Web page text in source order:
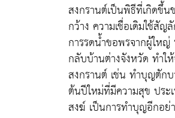
สงกรานต์เป็นพิธีที่เกิดขึ้
กว้าง ความเชื่อเดิมใช้สั
การรดน้ำขอพรจากผู้ให
กลับบ้านต่างจังหวัด ทำใ
สงกรานต์ เช่น ทำบุญตัก
ต้นปีใหม่ที่มีความสุข ประ
สงฆ์ เป็นการทำบุญอีกอย่